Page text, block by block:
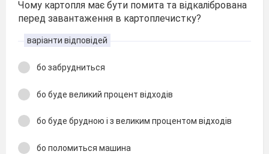
Чому картопля має бути помита та відкалібрована
перед завантаження в картоплечистку?
варіанти відповідей
бо забрудниться
бо буде великий процент відходів
бо буде брудною і з великим процентом відходів
бо поломиться машина